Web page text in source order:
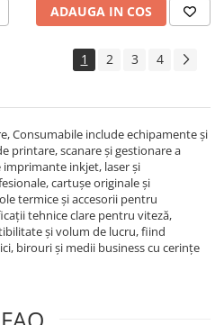
ADAUGA IN COS
1 2 3 4
Consumabile include echipamente și
printare, scanare și gestionare a
inkjet, laser și
cartușe originale și
termice și accesorii pentru
tehnice clare pentru viteză,
și volum de lucru, fiind
birouri și medii business cu cerințe